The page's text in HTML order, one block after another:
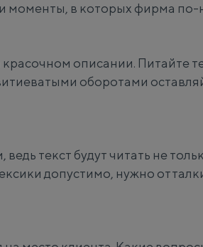
моменты, в которых фирма
красочном описании. Питайте
оборотами
текст будут читать не
допустимо, нужно